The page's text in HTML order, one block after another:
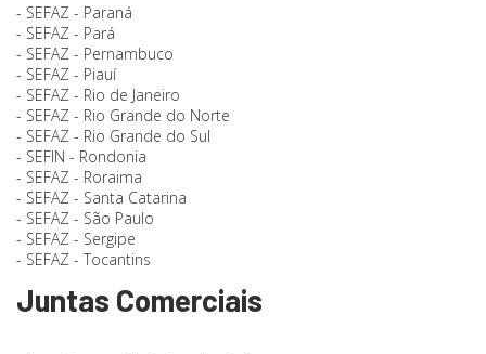
- SEFAZ - Paraná
- SEFAZ - Pará
- SEFAZ - Pernambuco
- SEFAZ - Piauí
- SEFAZ - Rio de Janeiro
- SEFAZ - Rio Grande do Norte
- SEFAZ - Rio Grande do Sul
- SEFIN - Rondonia
- SEFAZ - Roraima
- SEFAZ - Santa Catarina
- SEFAZ - São Paulo
- SEFAZ - Sergipe
- SEFAZ - Tocantins
Juntas Comerciais